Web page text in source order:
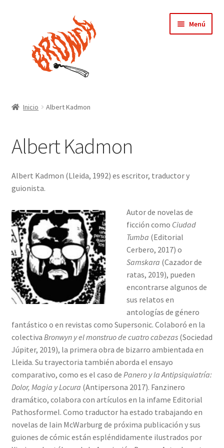
navegación
contenido
Menú
Tienda
Asociades
Evel
Max Ross
Mina
Ximi
GLITTER CRITTER
Distribución
Contacta
Inicio Albert Kadmon
Albert Kadmon
Albert Kadmon (Lleida, 1992) es escritor, traductor y
guionista.
Autor de novelas de
ficción como Ciudad
Tumba (Editorial
Cerbero, 2017) o
Samskara (Cazador de
ratas, 2019), pueden
encontrarse algunos de
sus relatos en
antologías de género
fantástico o en revistas como Supersonic. Colaboró en la
colectiva Bronwyn y el monstruo de cuatro cabezas(Sociedad
Júpiter, 2019), la primera obra de bizarro ambientada en
Lleida. Su trayectoria también aborda el ensayo
comparativo, como es el caso de Panero y la Antipsiquiatría:
Dolor, Magia y Locura (Antipersona 2017). Fanzinero
dramático, colabora con artículos en la infame Editorial
Pathosformel. Como traductor ha estado trabajando en
novelas de Iain McWarburg de próxima publicación y sus
guiones de cómic están espléndidamente ilustrados por